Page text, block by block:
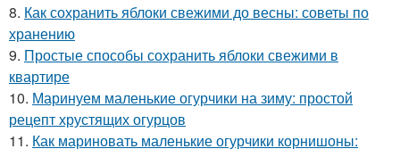
8. Как сохранить яблоки свежими до весны: советы по
хранению
9. Простые способы сохранить яблоки свежими в
квартире
10. Маринуем маленькие огурчики на зиму: простой
рецепт хрустящих огурцов
11. Как мариновать маленькие огурчики корнишоны: